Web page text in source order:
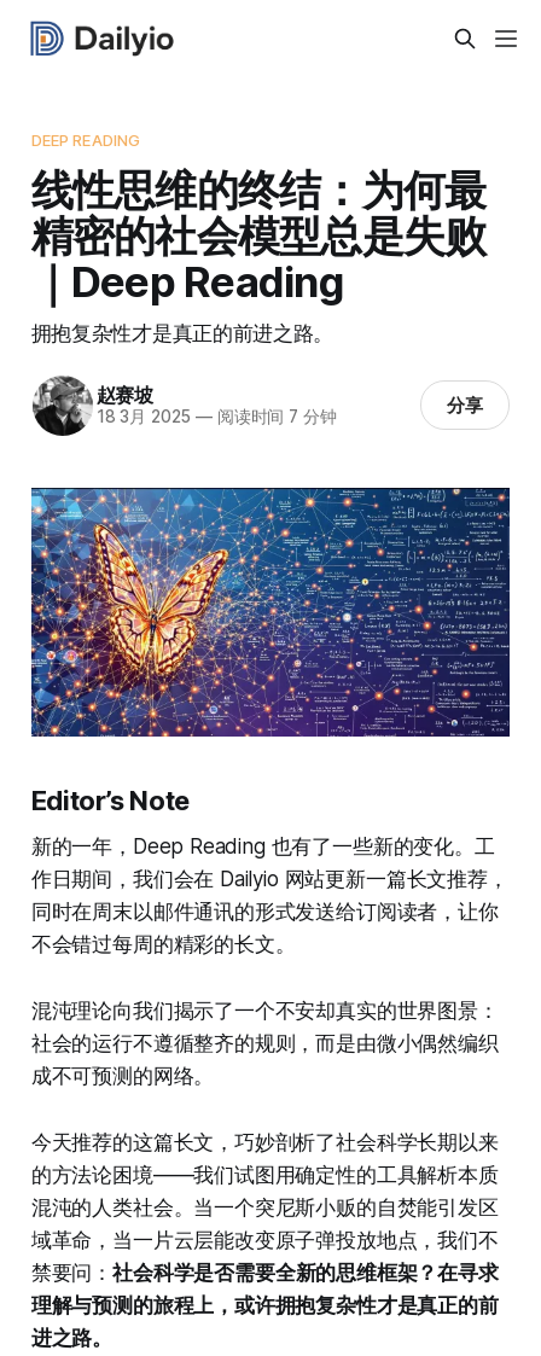
DEEP READING
线性思维的终结：为何最
精密的社会模型总是失败
｜Deep Reading
拥抱复杂性才是真正的前进之路。
赵赛坡
18 3月 2025 —阅读时间 7 分钟 分享
Editor’s Note
新的一年，Deep Reading 也有了一些新的变化。工
作日期间，我们会在 Dailyio 网站更新一篇长文推荐，
同时在周末以邮件通讯的形式发送给订阅读者，让你
不会错过每周的精彩的长文。
混沌理论向我们揭示了一个不安却真实的世界图景：
社会的运行不遵循整齐的规则，而是由微小偶然编织
成不可预测的网络。
今天推荐的这篇长文，巧妙剖析了社会科学长期以来
的方法论困境——我们试图用确定性的工具解析本质
混沌的人类社会。当一个突尼斯小贩的自焚能引发区
域革命，当一片云层能改变原子弹投放地点，我们不
禁要问：社会科学是否需要全新的思维框架？在寻求
理解与预测的旅程上，或许拥抱复杂性才是真正的前
进之路。